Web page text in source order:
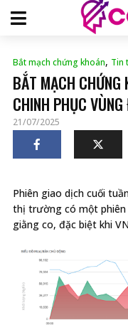
Bắt mạch chứng khoán, Tin
BẮT MẠCH
CHINH PHỤC
21/07/2025
Phiên giao dịch cuối
thị trường có một
giằng co, đặc biệt khi